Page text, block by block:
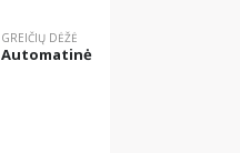
GREIČIŲ DĖŽĖ
Automatinė